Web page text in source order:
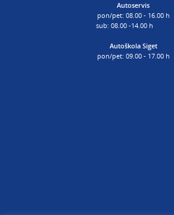
Autoservis
pon/pet: 08.00 - 16.00 h
sub: 08.00 -14.00 h
Autoškola Siget
pon/pet: 09.00 - 17.00 h